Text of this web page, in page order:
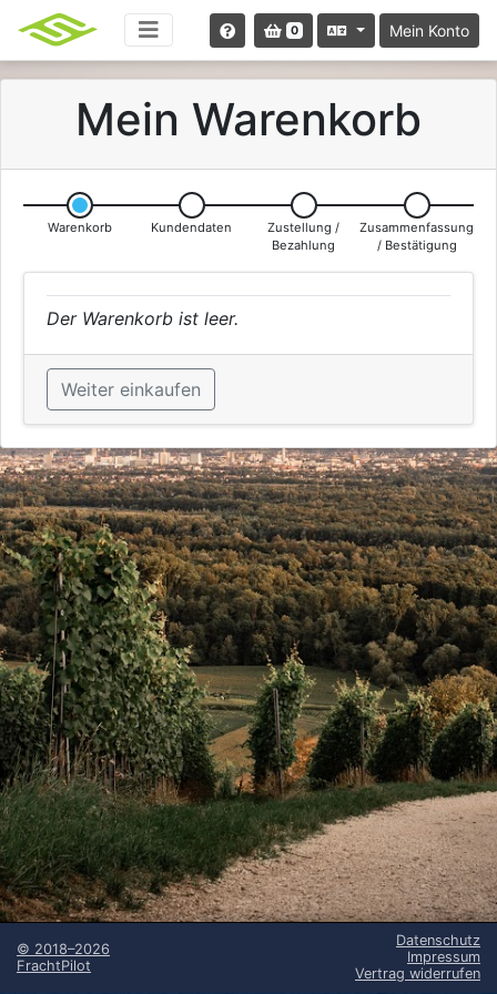
0 Mein Konto
Mein Warenkorb
Warenkorb Kundendaten
Zustellung /
Bezahlung
Zusammenfassung
/ Bestätigung
Der Warenkorb ist leer.
Weiter einkaufen
© 2018–2026
FrachtPilot
Datenschutz
Impressum
Vertrag widerrufen